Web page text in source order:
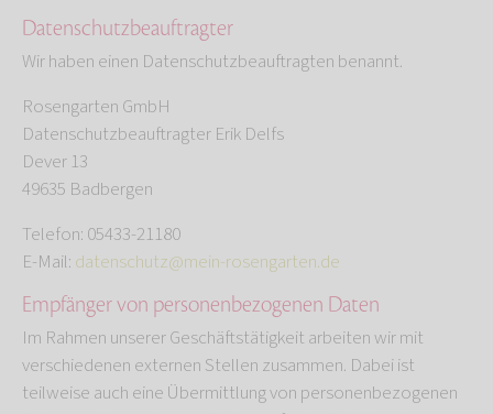
Datenschutz­beauftragter
Wir haben einen Datenschutzbeauftragten benannt.
Rosengarten GmbH
Datenschutzbeauftragter Erik Delfs
Dever 13
49635 Badbergen
Telefon: 05433-21180
E-Mail: datenschutz@mein-rosengarten.de
Empfänger von personenbezogenen Daten
Im Rahmen unserer Geschäftstätigkeit arbeiten wir mit
verschiedenen externen Stellen zusammen. Dabei ist
teilweise auch eine Übermittlung von personenbezogenen